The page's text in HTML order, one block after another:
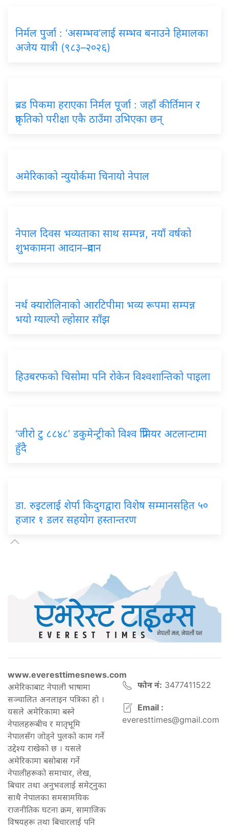
निर्मल पुर्जा : ‘असम्भव’लाई सम्भव बनाउने हिमालका
अजेय यात्री (९८३–२०२६)
ब्रड पिकमा हराएका निर्मल पूर्जा : जहाँ कीर्तिमान र
प्रकृतिको परीक्षा एकै ठाउँमा उभिएका छन्
अमेरिकाको न्युयोर्कमा चिनायो नेपाल
नेपाल दिवस भव्यताका साथ सम्पन्न, नयाँ वर्षको
शुभकामना आदान–प्रदान
नर्थ क्यारोलिनाको आरटिपीमा भव्य रूपमा सम्पन्न
भयो ग्याल्पो ल्होसार साँझ
हिउबरफको चिसोमा पनि रोकेन विश्वशान्तिको पाइला
‘जीरो टु ८८४८’ डकुमेन्ट्रीको विश्व प्रिमियर अटलान्टामा
हुँदै
डा. रुइटलाई शेर्पा किदुगद्वारा विशेष सम्मानसहित ५०
हजार १ डलर सहयोग हस्तान्तरण
www.everesttimesnews.com
अमेरिकाबाट नेपाली भाषामा
सञ्चालित अनलाइन पत्रिका हो ।
यसले अमेरिकामा बस्ने
नेपालहरूबीच र मातृभूमि
नेपालसँग जोड्ने पुलको काम गर्ने
उद्देश्य राखेको छ । यसले
अमेरिकामा बसोबास गर्ने
नेपालीहरूको समाचार, लेख,
बिचार तथा अनुभवलाई समेट्नुका
साथै नेपालका समसामयिक
राजनीतिक घटना क्रम, सामाजिक
विषयहरू तथा बिचारलाई पनि
फोन नं: 3477411522
Email :
everesttimes@gmail.com